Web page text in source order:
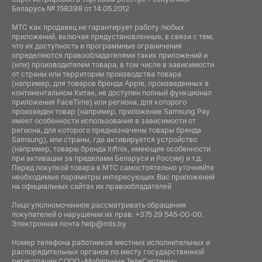
NFC:
Да
Навигация:
GPS / ГЛОНАСС / BeiDou / Galileo
Беларусь № 158398 от 14.05.2012
МТС как продавец не гарантирует работу любых
приложений, включая предустановленные, в связи с тем,
что их доступность и программные ограничения
определяются правообладателями таких приложений и
(или) производителем товара, в том числе в зависимости
от страны или территории производства товара
(например, для товаров бренда Apple, произведенных в
континентальном Китае, не доступен полный функционал
приложения FaceTime) или региона, для которого
произведен товар (например, приложение Samsung Pay
имеет особенности использования в зависимости от
региона, для которого предназначены товары бренда
Samsung), или страны, где активируется устройство
(например, товары бренда Infiniх, имеющие особенности
при активации за пределами Беларуси и России) и т.д.
Перед покупкой товара в МТС самостоятельно уточняйте
необходимые параметры интересующих Вас приложений
на официальных сайтах их правообладателей
Лицо уполномоченное рассматривать обращения
покупателей о нарушении их прав: +375 29 545-00-00.
Электронная почта help@mts.by
Номер телефона работников местных исполнительных и
распорядительных органов по месту государственной